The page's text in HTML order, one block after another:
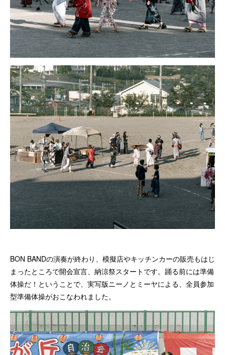
BON BANDの演奏が終わり、模擬店やキッチンカーの販売もはじ
まったところで開会宣言、納涼祭スタートです。踊る前には準備
体操だ！ということで、実写版ニーノとミーヤによる、全員参加
型準備体操がおこなわれました。